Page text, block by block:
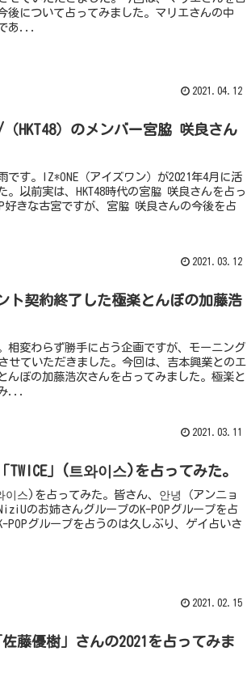
後について占ってみました。マリエさんの中
あ...
2021.04.12
（HKT48）のメンバー宮脇 咲良さん
です。IZ*ONE（アイズワン）が2021年4月に活
。以前実は、HKT48時代の宮脇 咲良さんを占っ
好きな古宮ですが、宮脇 咲良さんの今後を占
2021.03.12
ト契約終了した極楽とんぼの加藤浩
相変わらず勝手に占う企画ですが、モーニング
ていただきました。今回は、吉本興業とのエ
んぼの加藤浩次さんを占ってみました。極楽と
...
2021.03.11
TWICE」(트와이스)を占ってみた。
이스)を占ってみた。皆さん、안녕（アンニョ
のお姉さんグループのK-POPグループを占
POPグループを占うのは久しぶり、ゲイ占いさ
2021.02.15
藤優樹」さんの2021を占ってみま